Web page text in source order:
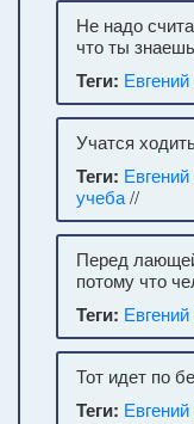
Не надо
что ты
Теги:
Учатся
Теги:
учеба//
Перед
потому что
Теги:
Тот идет по
Теги: